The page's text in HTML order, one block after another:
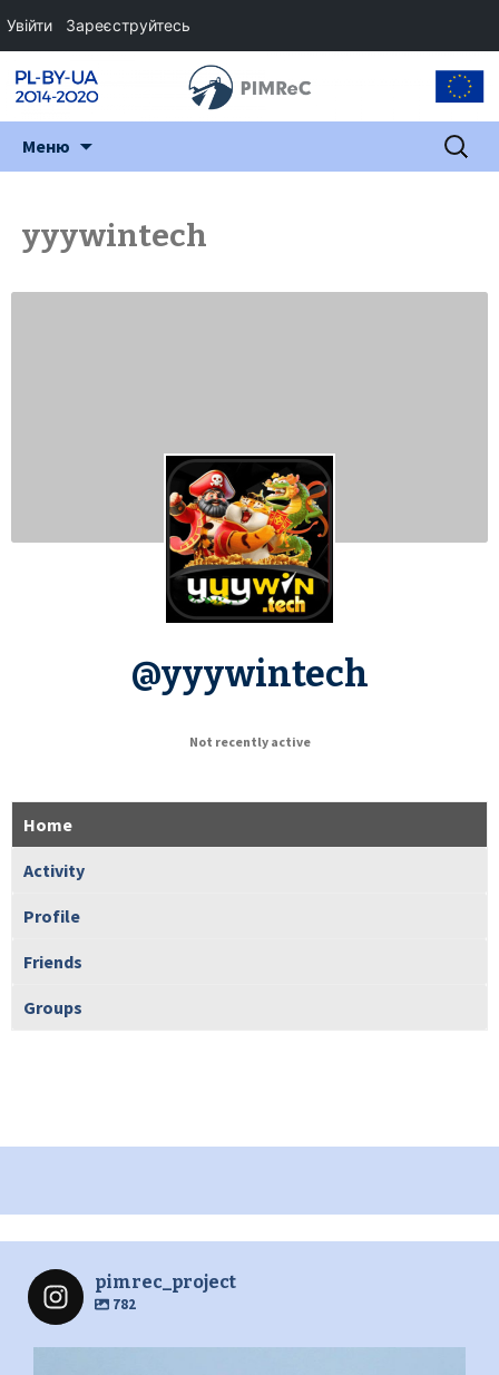
Меню Пошук:
yyywintech
@yyywintech
Not recently active
Home
Activity
Profile
Friends
Groups
pimrec_project
782
Увійти Зареєструйтесь